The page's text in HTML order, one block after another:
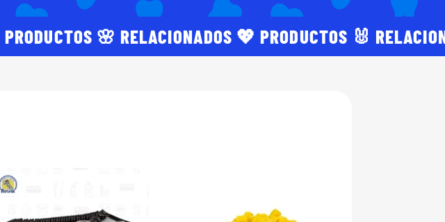
🌸 RELACIONADOS 💖 PRODUCTOS 🐰